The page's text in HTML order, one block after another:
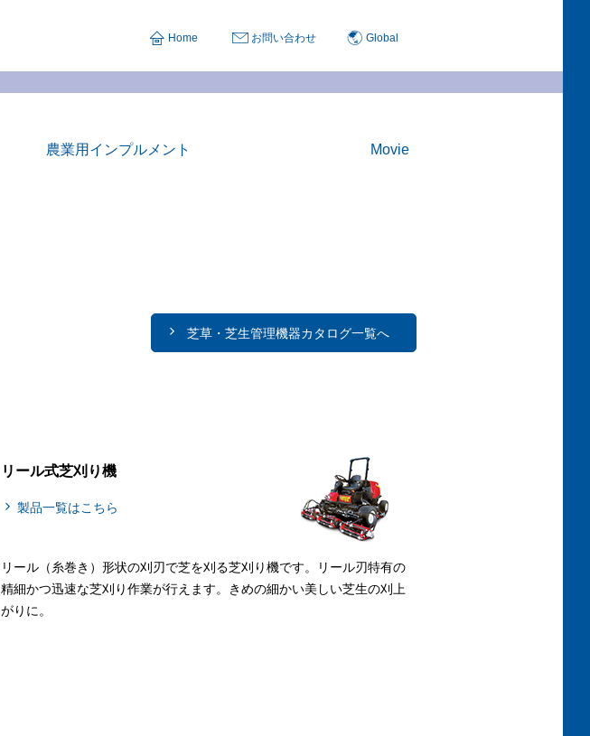
Home お問い合わせ Global
農業用インプルメント Movie
芝草・芝生管理機器カタログ一覧へ
リール式芝刈り機
製品一覧はこちら
リール（糸巻き）形状の刈刃で芝を刈る芝刈り機です。リール刃特有の
精細かつ迅速な芝刈り作業が行えます。きめの細かい美しい芝生の刈上
がりに。